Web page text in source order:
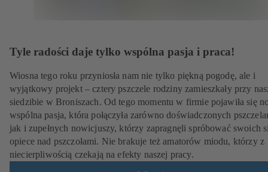
Tyle radości daje tylko wspólna pasja i praca!
Wiosna tego roku przyniosła nam nie tylko piękną pogodę, ale i
wyjątkowy projekt – cztery pszczele rodziny zamieszkały przy
siedzibie w Broniszach. Od tego momentu w firmie pojawiła się
wspólna pasja, która połączyła zarówno doświadczonych
jak i zupełnych nowicjuszy, którzy zapragnęli spróbować swoich
opiece nad pszczołami. Nie brakuje też amatorów miodu, którzy z
niecierpliwością czekają na efekty naszej pracy.